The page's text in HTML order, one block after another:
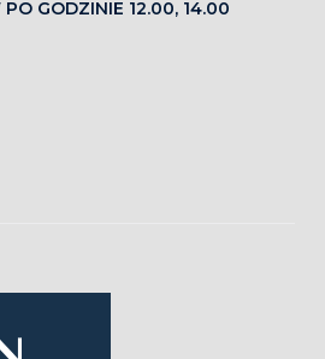
GODZINIE 12.00, 14.00